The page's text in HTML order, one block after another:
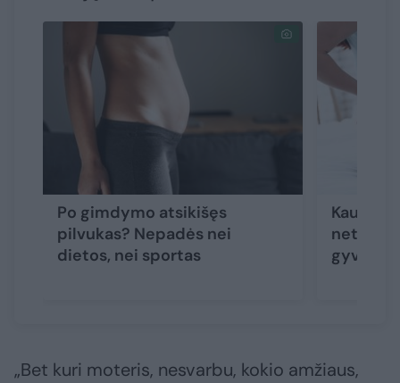
Po gimdymo atsikišęs
pilvukas? Nepadės nei
dietos, nei sportas
Kauno
net
gyvybes
„Bet kuri moteris, nesvarbu, kokio amžiaus,